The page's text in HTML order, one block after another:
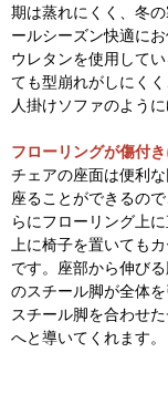
期は蒸れにくく、冬
ールシーズン快適に
ウレタンを使用して
ても型崩れがしにく
人掛けソファのよう
フローリングが傷付
チェアの座面は便利
座ることができるの
らにフローリング上
上に椅子を置いても
です。座部から伸び
のスチール脚が全体
スチール脚を合わせ
へと導いてくれます。